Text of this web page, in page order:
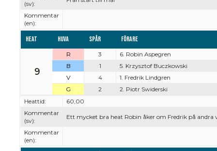
(sv):
Kommentar
(en):
Heat Huva Spår Förare
9
R 3
6. Robin Aspegren
B
1
5. Krzysztof Buczkowski
V
4
1. Fredrik Lindgren
G
2
2. Piotr Swiderski
Heattid:
60,00
Kommentar
(sv):
Ett mycket bra heat Robin åker om Fredrik på
Kommentar
(en):